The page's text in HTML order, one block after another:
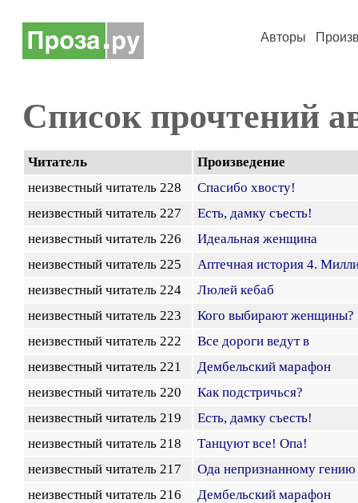
Авторы
Список прочтений
Читатель
Произведение
неизвестный читатель 228
Спасибо хвосту!
неизвестный читатель 227
Есть, дамку съесть!
неизвестный читатель 226
Идеальная женщина
неизвестный читатель 225
Аптечная история 4.
неизвестный читатель 224
Люлей кебаб
неизвестный читатель 223
Кого выбирают женщины?
неизвестный читатель 222
Все дороги ведут в
неизвестный читатель 221
Дембельский марафон
неизвестный читатель 220
Как подстричься?
неизвестный читатель 219
Есть, дамку съесть!
неизвестный читатель 218
Танцуют все! Опа!
неизвестный читатель 217
Ода непризнанному гению
неизвестный читатель 216
Дембельский марафон